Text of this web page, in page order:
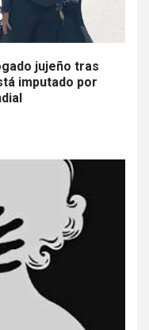
jujeño tras
imputado por